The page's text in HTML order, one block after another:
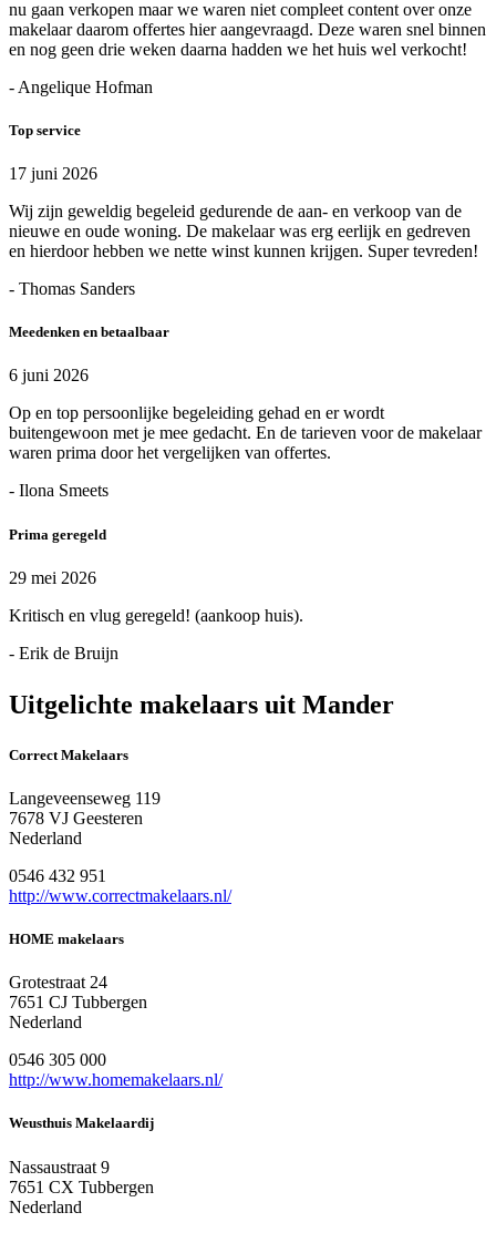
nu gaan verkopen maar we waren niet compleet content over onze
makelaar daarom offertes hier aangevraagd. Deze waren snel binnen
en nog geen drie weken daarna hadden we het huis wel verkocht!
- Angelique Hofman
Top service
17 juni 2026
Wij zijn geweldig begeleid gedurende de aan- en verkoop van de
nieuwe en oude woning. De makelaar was erg eerlijk en gedreven
en hierdoor hebben we nette winst kunnen krijgen. Super tevreden!
- Thomas Sanders
Meedenken en betaalbaar
6 juni 2026
Op en top persoonlijke begeleiding gehad en er wordt
buitengewoon met je mee gedacht. En de tarieven voor de makelaar
waren prima door het vergelijken van offertes.
- Ilona Smeets
Prima geregeld
29 mei 2026
Kritisch en vlug geregeld! (aankoop huis).
- Erik de Bruijn
Uitgelichte makelaars uit Mander
Correct Makelaars
Langeveenseweg 119
7678 VJ Geesteren
Nederland
0546 432 951
http://www.correctmakelaars.nl/
HOME makelaars
Grotestraat 24
7651 CJ Tubbergen
Nederland
0546 305 000
http://www.homemakelaars.nl/
Weusthuis Makelaardij
Nassaustraat 9
7651 CX Tubbergen
Nederland